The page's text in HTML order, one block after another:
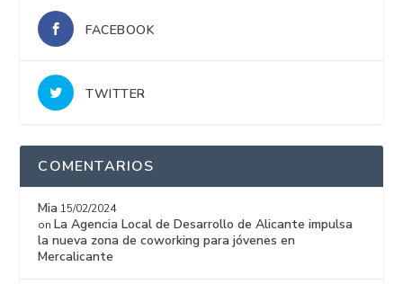
FACEBOOK
TWITTER
COMENTARIOS
Mia 15/02/2024
on La Agencia Local de Desarrollo de Alicante impulsa
la nueva zona de coworking para jóvenes en
Mercalicante